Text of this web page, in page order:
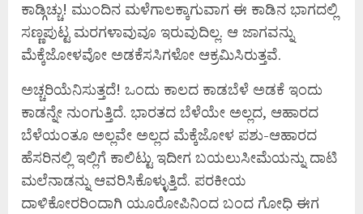
ಕಾಡ್ಗಿಚ್ಚು! ಮುಂದಿನ ಮಳೆಗಾಲಕ್ಕಾಗುವಾಗ ಈ ಕಾಡಿನ ಭಾಗದಲ್ಲಿ
ಸಣ್ಣಪುಟ್ಟ ಮರಗಳಾವುವೂ ಇರುವುದಿಲ್ಲ. ಆ ಜಾಗವನ್ನು
ಮೆಕ್ಕೆಜೋಳವೋ ಅಡಕೆಸಸಿಗಳೋ ಆಕ್ರಮಿಸಿರುತ್ತವೆ.
ಅಚ್ಚರಿಯೆನಿಸುತ್ತದೆ! ಒಂದು ಕಾಲದ ಕಾಡಬೆಳೆ ಅಡಕೆ ಇಂದು
ಕಾಡನ್ನೇ ನುಂಗುತ್ತಿದೆ. ಭಾರತದ ಬೆಳೆಯೇ ಅಲ್ಲದ, ಆಹಾರದ
ಬೆಳೆಯಂತೂ ಅಲ್ಲವೇ ಅಲ್ಲದ ಮೆಕ್ಕೆಜೋಳ ಪಶು-ಆಹಾರದ
ಹೆಸರಿನಲ್ಲಿ ಇಲ್ಲಿಗೆ ಕಾಲಿಟ್ಟು ಇದೀಗ ಬಯಲುಸೀಮೆಯನ್ನು ದಾಟಿ
ಮಲೆನಾಡನ್ನು ಆವರಿಸಿಕೊಳ್ಳುತ್ತಿದೆ. ಪರಕೀಯ
ದಾಳಿಕೋರರಿಂದಾಗಿ ಯೂರೋಪಿನಿಂದ ಬಂದ ಗೋಧಿ ಈಗ